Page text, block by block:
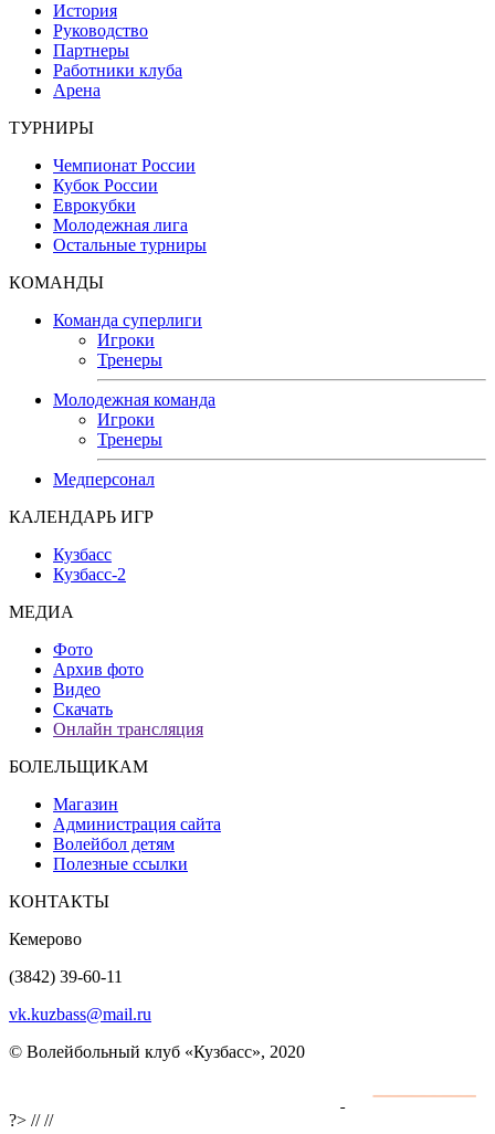
История
Руководство
Партнеры
Работники клуба
Арена
ТУРНИРЫ
Чемпионат России
Кубок России
Еврокубки
Молодежная лига
Остальные турниры
КОМАНДЫ
Команда суперлиги
Игроки
Тренеры
Молодежная команда
Игроки
Тренеры
Медперсонал
КАЛЕНДАРЬ ИГР
Кузбасс
Кузбасс-2
МЕДИА
Фото
Архив фото
Видео
Скачать
Онлайн трансляция
БОЛЕЛЬЩИКАМ
Магазин
Администрация сайта
Волейбол детям
Полезные ссылки
КОНТАКТЫ
Кемерово
(3842) 39-60-11
vk.kuzbass@mail.ru
© Волейбольный клуб «Кузбасс», 2020
?> ////